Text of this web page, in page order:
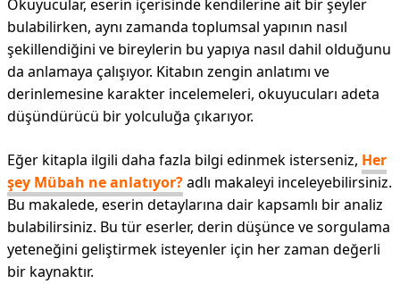
Okuyucular, eserin içerisinde kendilerine ait bir şeyler
bulabilirken, aynı zamanda toplumsal yapının nasıl
şekillendiğini ve bireylerin bu yapıya nasıl dahil olduğunu
da anlamaya çalışıyor. Kitabın zengin anlatımı ve
derinlemesine karakter incelemeleri, okuyucuları adeta
düşündürücü bir yolculuğa çıkarıyor.
Eğer kitapla ilgili daha fazla bilgi edinmek isterseniz, Her
şey Mübah ne anlatıyor?adlı makaleyi inceleyebilirsiniz.
Bu makalede, eserin detaylarına dair kapsamlı bir analiz
bulabilirsiniz. Bu tür eserler, derin düşünce ve sorgulama
yeteneğini geliştirmek isteyenler için her zaman değerli
bir kaynaktır.